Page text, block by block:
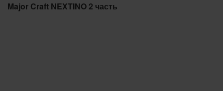
Major Craft NEXTINO 2 часть